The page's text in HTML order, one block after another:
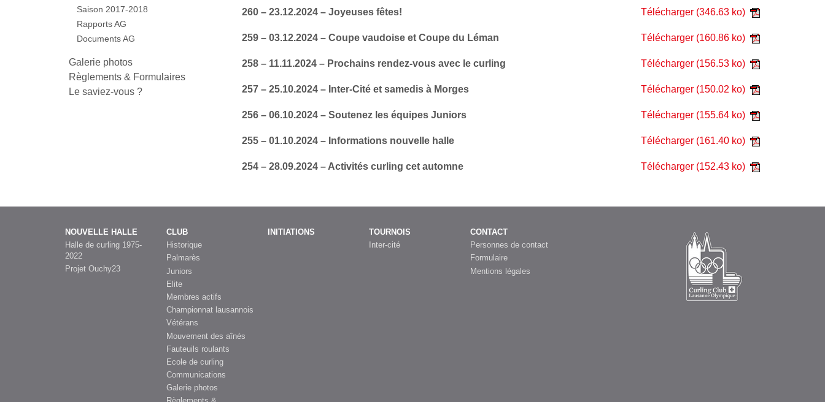
Saison 2017-2018
Rapports AG
Documents AG
Galerie photos
Règlements & Formulaires
Le saviez-vous ?
Télécharger (346.63 ko)
260 – 23.12.2024 – Joyeuses fêtes!
Télécharger (160.86 ko)
259 – 03.12.2024 – Coupe vaudoise et Coupe du Léman
Télécharger (156.53 ko)
258 – 11.11.2024 – Prochains rendez-vous avec le curling
Télécharger (150.02 ko)
257 – 25.10.2024 – Inter-Cité et samedis à Morges
Télécharger (155.64 ko)
256 – 06.10.2024 – Soutenez les équipes Juniors
Télécharger (161.40 ko)
255 – 01.10.2024 – Informations nouvelle halle
Télécharger (152.43 ko)
254 – 28.09.2024 – Activités curling cet automne
NOUVELLE HALLE
Halle de curling 1975-
2022
Projet Ouchy23
CLUB
Historique
Palmarès
Juniors
Elite
Membres actifs
Championnat lausannois
Vétérans
Mouvement des aînés
Fauteuils roulants
Ecole de curling
Communications
Galerie photos
INITIATIONS
TOURNOIS
Inter-cité
CONTACT
Personnes de contact
Formulaire
Mentions légales